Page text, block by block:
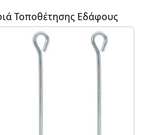
Συλλογή
Τοποθέτησης Εδάφους